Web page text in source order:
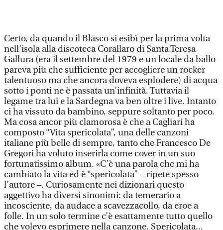
Certo, da quando il Blasco si esibì per la prima volta
nell’isola alla discoteca Corallaro di Santa Teresa
Gallura (era il settembre del 1979 e un locale da ballo
pareva più che sufficiente per accogliere un rocker
talentuoso ma che ancora doveva esplodere) di acqua
sotto i ponti ne è passata un’infinità. Tuttavia il
legame tra lui e la Sardegna va ben oltre i live. Intanto
ci ha vissuto da bambino, seppure soltanto per poco.
Ma cosa ancor più clamorosa è che a Cagliari ha
composto “Vita spericolata”, una delle canzoni
italiane più belle di sempre, tanto che Francesco De
Gregori ha voluto inserirla come cover in un suo
fortunatissimo album. «C’è una parola che mi ha
cambiato la vita ed è “spericolata” – ripete spesso
l’autore –. Curiosamente nei dizionari questo
aggettivo ha diversi sinonimi: da temerario a
incosciente, da audace a scavezzacollo, da eroe a
folle. In un solo termine c’è esattamente tutto quello
che volevo esprimere nella canzone. Spericolata...